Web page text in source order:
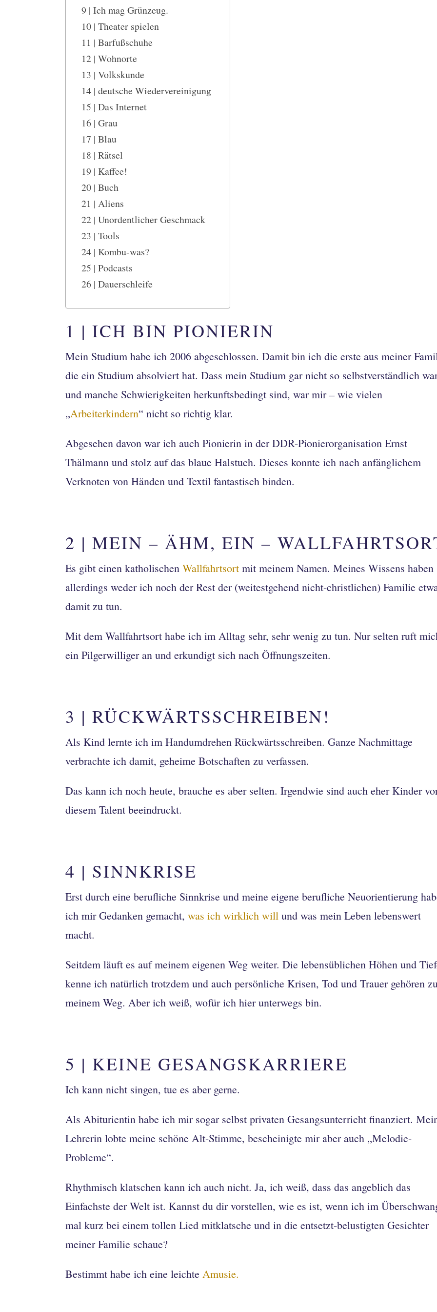
9 | Ich mag Grünzeug.
10 | Theater spielen
11 | Barfußschuhe
12 | Wohnorte
13 | Volkskunde
14 | deutsche Wiedervereinigung
15 | Das Internet
16 | Grau
17 | Blau
18 | Rätsel
19 | Kaffee!
20 | Buch
21 | Aliens
22 | Unordentlicher Geschmack
23 | Tools
24 | Kombu-was?
25 | Podcasts
26 | Dauerschleife
1 | ICH BIN PIONIERIN
Mein Studium habe ich 2006 abgeschlossen. Damit bin ich die erste aus meiner
die ein Studium absolviert hat. Dass mein Studium gar nicht so selbstverständlich
und manche Schwierigkeiten herkunftsbedingt sind, war mir – wie vielen
„Arbeiterkindern“ nicht so richtig klar.
Abgesehen davon war ich auch Pionierin in der DDR-Pionierorganisation Ernst
Thälmann und stolz auf das blaue Halstuch. Dieses konnte ich nach anfänglichem
Verknoten von Händen und Textil fantastisch binden.
2 | MEIN – ÄHM, EIN –
Es gibt einen katholischenWallfahrtsort mit meinem Namen. Meines Wissens haben
allerdings weder ich noch der Rest der (weitestgehend nicht-christlichen) Familie
damit zu tun.
Mit dem Wallfahrtsort habe ich im Alltag sehr, sehr wenig zu tun. Nur selten ruft
ein Pilgerwilliger an und erkundigt sich nach Öffnungszeiten.
3 | RÜCKWÄRTSSCHREIBEN!
Als Kind lernte ich im Handumdrehen Rückwärtsschreiben. Ganze Nachmittage
verbrachte ich damit, geheime Botschaften zu verfassen.
Das kann ich noch heute, brauche es aber selten. Irgendwie sind auch eher Kinder
diesem Talent beeindruckt.
4 | SINNKRISE
Erst durch eine berufliche Sinnkrise und meine eigene berufliche Neuorientierung
ich mir Gedanken gemacht,was ich wirklich will und was mein Leben lebenswert
macht.
Seitdem läuft es auf meinem eigenen Weg weiter. Die lebensüblichen Höhen und
kenne ich natürlich trotzdem und auch persönliche Krisen, Tod und Trauer gehören
meinem Weg. Aber ich weiß, wofür ich hier unterwegs bin.
5 | KEINE GESANGSKARRIERE
Ich kann nicht singen, tue es aber gerne.
Als Abiturientin habe ich mir sogar selbst privaten Gesangsunterricht finanziert.
Lehrerin lobte meine schöne Alt-Stimme, bescheinigte mir aber auch „Melodie-
Probleme“.
Rhythmisch klatschen kann ich auch nicht. Ja, ich weiß, dass das angeblich das
Einfachste der Welt ist. Kannst du dir vorstellen, wie es ist, wenn ich im
mal kurz bei einem tollen Lied mitklatsche und in die entsetzt-belustigten Gesichter
meiner Familie schaue?
Bestimmt habe ich eine leichteAmusie.